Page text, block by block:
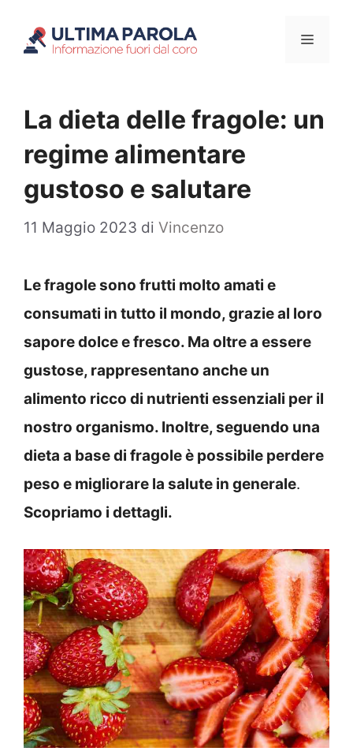
Menu
La dieta delle fragole: un
regime alimentare
gustoso e salutare
11 Maggio 2023 di Vincenzo
Le fragole sono frutti molto amati e
consumati in tutto il mondo, grazie al loro
sapore dolce e fresco. Ma oltre a essere
gustose, rappresentano anche un
alimento ricco di nutrienti essenziali per il
nostro organismo. Inoltre, seguendo una
dieta a base di fragole è possibile perdere
peso e migliorare la salute in generale.
Scopriamo i dettagli.